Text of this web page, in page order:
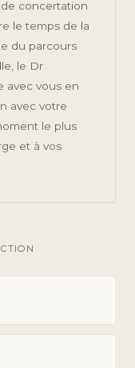
concertation
le temps de la
du parcours
le Dr
avec vous en
avec votre
le plus
et à vos